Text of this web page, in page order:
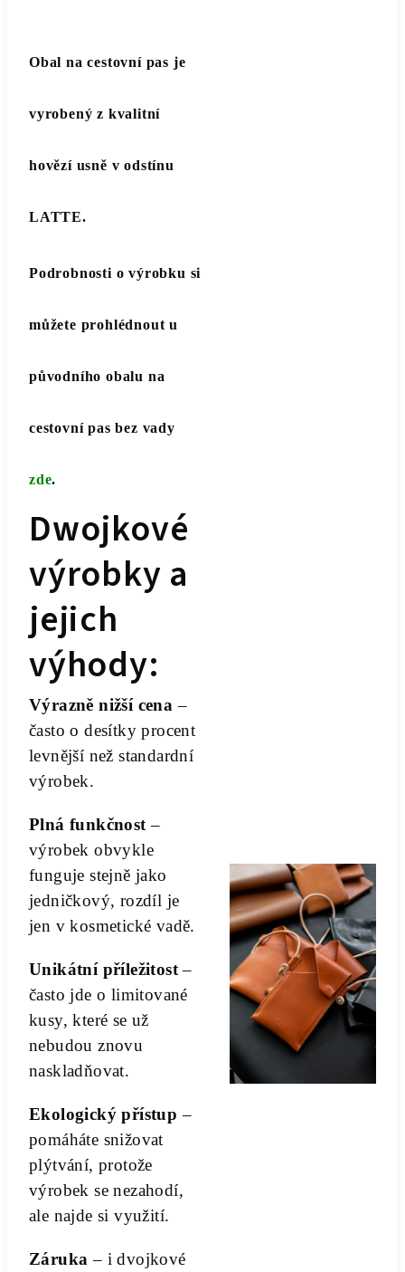
Obal na cestovní pas je
vyrobený z kvalitní
hovězí usně v odstínu
LATTE.
Podrobnosti o výrobku si
můžete prohlédnout u
původního obalu na
cestovní pas bez vady
zde.
Dwojkové
výrobky a
jejich
výhody:
Výrazně nižší cena –
často o desítky procent
levnější než standardní
výrobek.
Plná funkčnost –
výrobek obvykle
funguje stejně jako
jedničkový, rozdíl je
jen v kosmetické vadě.
Unikátní příležitost–
často jde o limitované
kusy, které se už
nebudou znovu
naskladňovat.
Ekologický přístup –
pomáháte snižovat
plýtvání, protože
výrobek se nezahodí,
ale najde si využití.
Záruka – i dvojkové